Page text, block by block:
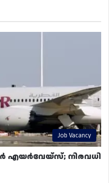
Job Vacancy
എയർവേയ്‌സ്; നിരവധി